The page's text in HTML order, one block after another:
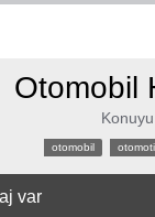
Otomobil
otomobil
var